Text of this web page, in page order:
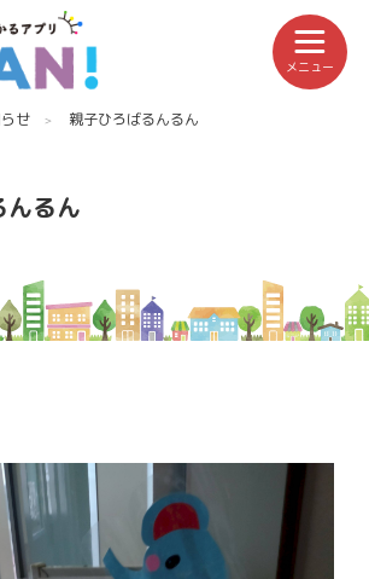
せ 親子ひろばるんるん
んるん
メニュー